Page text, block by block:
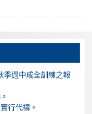
季週中成全訓練之報
行代禱。